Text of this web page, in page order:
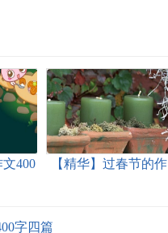
400
【精华】过春节的作
字四篇